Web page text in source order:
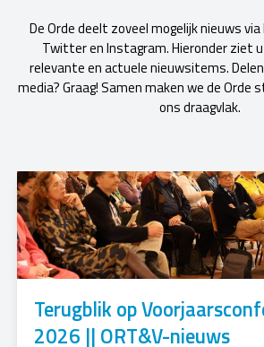
De Orde deelt zoveel mogelijk nieuws via
Twitter en Instagram. Hieronder ziet
relevante en actuele nieuwsitems.
media? Graag! Samen maken we de Orde
ons draagvlak.
Terugblik op
2026 || ORT&V-nieuws